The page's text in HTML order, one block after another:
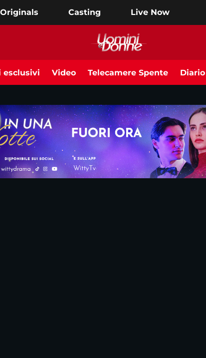
Originals Casting Live Now
esclusivi Video Telecamere Spente Diario